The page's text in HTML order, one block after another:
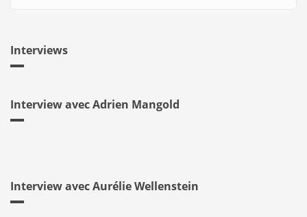
Interviews
Interview avec Adrien Mangold
Interview avec Aurélie Wellenstein